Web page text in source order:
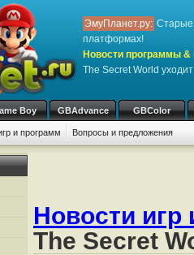
ЭмуПланет.ру: Старые
платформах!
Новости программы &
The Secret World
Boy GBAdvance GBColor
и программ Вопросы и предложения
Новости игр
The Secret